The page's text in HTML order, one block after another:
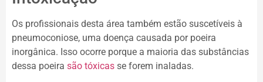
Os profissionais desta área também estão suscetíveis à
pneumoconiose, uma doença causada por poeira
inorgânica. Isso ocorre porque a maioria das substâncias
dessa poeira são tóxicas se forem inaladas.